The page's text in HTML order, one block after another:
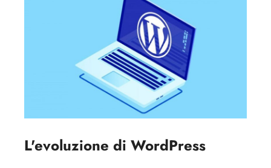
L'evoluzione di WordPress